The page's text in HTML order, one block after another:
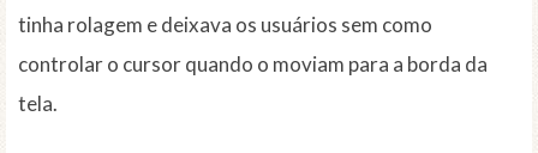
tinha rolagem e deixava os usuários sem como
controlar o cursor quando o moviam para a borda da
tela.